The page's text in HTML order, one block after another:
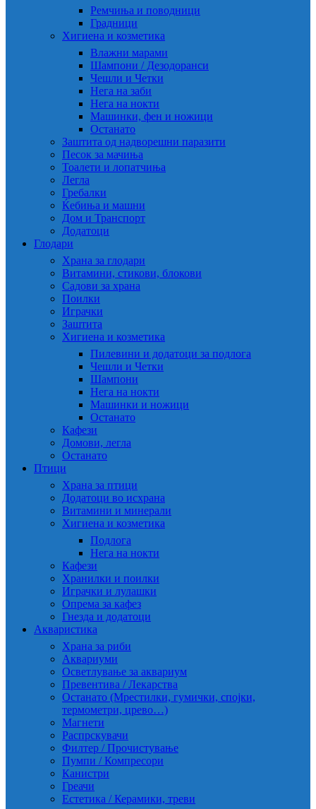
Ремчиња и поводници
Градници
Хигиена и козметика
Влажни марами
Шампони / Дезодоранси
Чешли и Четки
Нега на заби
Нега на нокти
Машинки, фен и ножици
Останато
Заштита од надворешни паразити
Песок за мачиња
Тоалети и лопатчиња
Легла
Гребалки
Ќебиња и машни
Дом и Транспорт
Додатоци
Глодари
Храна за глодари
Витамини, стикови, блокови
Садови за храна
Поилки
Играчки
Заштита
Хигиена и козметика
Пилевини и додатоци за подлога
Чешли и Четки
Шампони
Нега на нокти
Машинки и ножици
Останато
Кафези
Домови, легла
Останато
Птици
Храна за птици
Додатоци во исхрана
Витамини и минерали
Хигиена и козметика
Подлога
Нега на нокти
Кафези
Хранилки и поилки
Играчки и лулашки
Опрема за кафез
Гнезда и додатоци
Акваристика
Храна за риби
Аквариуми
Осветлување за аквариум
Превентива / Лекарства
Останато (Мрестилки, гумички, спојки,
термометри, црево…)
Магнети
Распрскувачи
Филтер / Прочистување
Пумпи / Компресори
Канистри
Греачи
Естетика / Керамики, треви